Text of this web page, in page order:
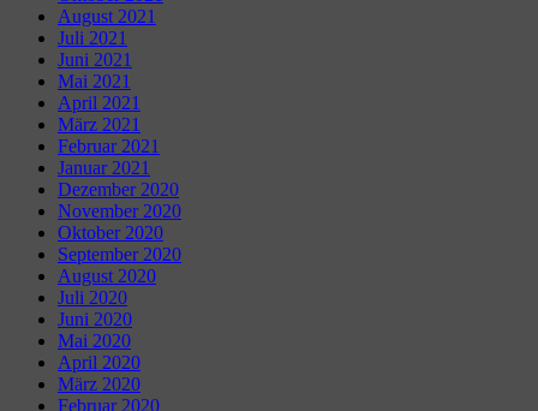
August 2021
Juli 2021
Juni 2021
Mai 2021
April 2021
März 2021
Februar 2021
Januar 2021
Dezember 2020
November 2020
Oktober 2020
September 2020
August 2020
Juli 2020
Juni 2020
Mai 2020
April 2020
März 2020
Februar 2020